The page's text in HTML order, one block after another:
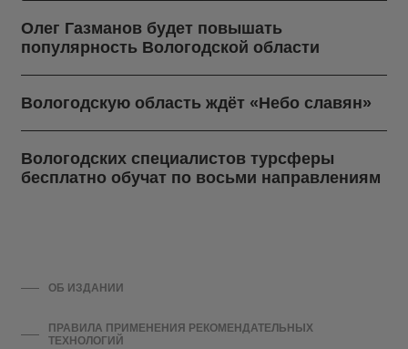
Олег Газманов будет повышать
популярность Вологодской области
Вологодскую область ждёт «Небо славян»
Вологодских специалистов турсферы
бесплатно обучат по восьми направлениям
ОБ ИЗДАНИИ
ПРАВИЛА ПРИМЕНЕНИЯ РЕКОМЕНДАТЕЛЬНЫХ
ТЕХНОЛОГИЙ